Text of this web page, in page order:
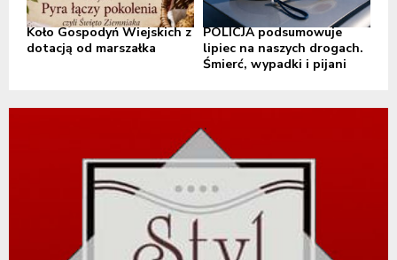
Koło Gospodyń Wiejskich z
dotacją od marszałka
POLICJA podsumowuje
lipiec na naszych drogach.
Śmierć, wypadki i pijani